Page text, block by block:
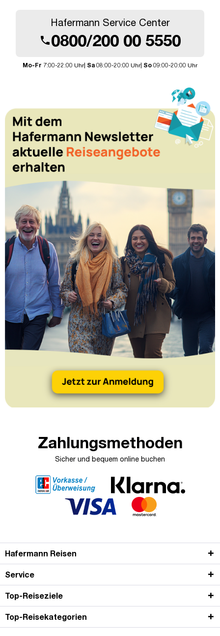
Hafermann Service Center
call0800/200 00 5550
Mo-Fr 7:00-22:00 Uhr| Sa 08:00-20:00 Uhr| So 09:00-20:00 Uhr
Zahlungsmethoden
Sicher und bequem online buchen
Hafermann Reisen
Service
Top-Reiseziele
Top-Reisekategorien